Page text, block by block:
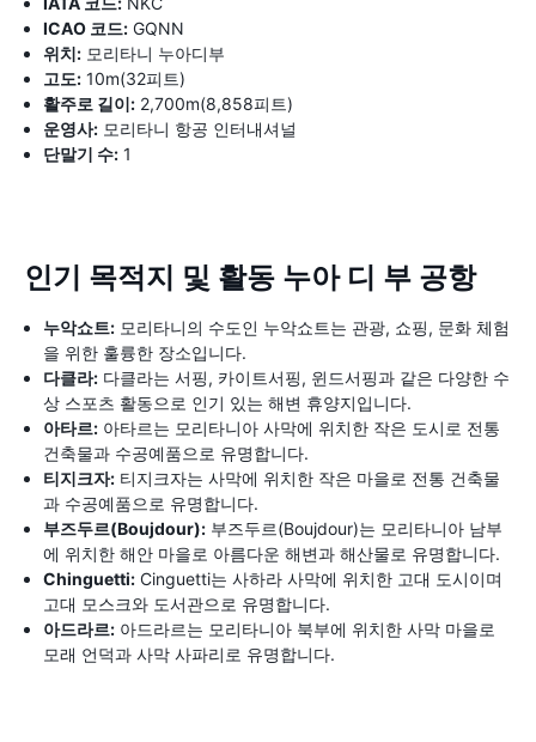
ICAO 코드: GQNN
위치: 모리타니 누아디부
고도: 10m(32피트)
활주로 길이: 2,700m(8,858피트)
운영사: 모리타니 항공 인터내셔널
단말기 수: 1
인기 목적지 및 활동 누아 디 부 공항
누악쇼트: 모리타니의 수도인 누악쇼트는 관광, 쇼핑, 문화 체험
을 위한 훌륭한 장소입니다.
다클라: 다클라는 서핑, 카이트서핑, 윈드서핑과 같은 다양한 수
상 스포츠 활동으로 인기 있는 해변 휴양지입니다.
아타르: 아타르는 모리타니아 사막에 위치한 작은 도시로 전통
건축물과 수공예품으로 유명합니다.
티지크자: 티지크자는 사막에 위치한 작은 마을로 전통 건축물
과 수공예품으로 유명합니다.
부즈두르(Boujdour): 부즈두르(Boujdour)는 모리타니아 남부
에 위치한 해안 마을로 아름다운 해변과 해산물로 유명합니다.
Chinguetti: Cinguetti는 사하라 사막에 위치한 고대 도시이며
고대 모스크와 도서관으로 유명합니다.
아드라르: 아드라르는 모리타니아 북부에 위치한 사막 마을로
모래 언덕과 사막 사파리로 유명합니다.